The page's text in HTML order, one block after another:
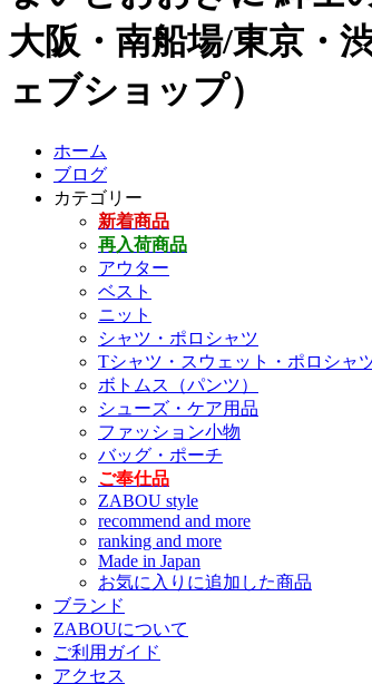
大阪・南船場/東京・
ェブショップ）
ホーム
ブログ
カテゴリー
新着商品
再入荷商品
アウター
ベスト
ニット
シャツ・ポロシャツ
Tシャツ・スウェット・ポロシャ
ボトムス（パンツ）
シューズ・ケア用品
ファッション小物
バッグ・ポーチ
ご奉仕品
ZABOU style
recommend and more
ranking and more
Made in Japan
お気に入りに追加した商品
ブランド
ZABOUについて
ご利用ガイド
アクセス